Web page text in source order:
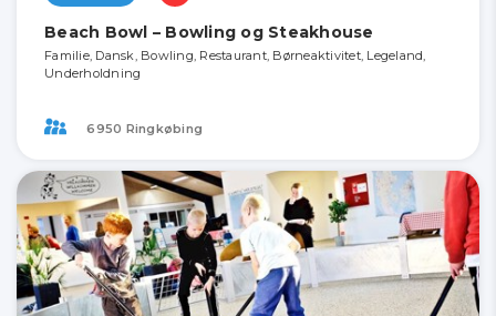
Beach Bowl – Bowling og Steakhouse
Familie, Dansk, Bowling, Restaurant, Børneaktivitet, Legeland,
Underholdning
6950 Ringkøbing